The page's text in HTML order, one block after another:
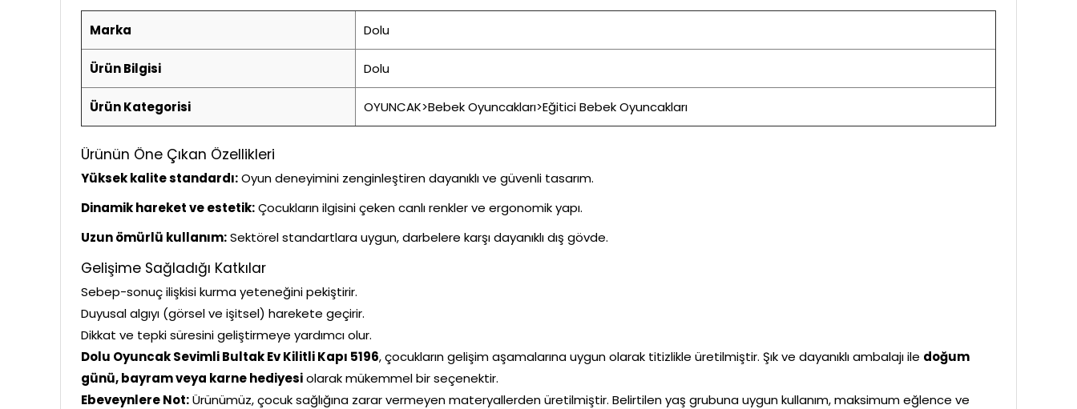
Marka Dolu
Ürün Bilgisi Dolu
Ürün Kategorisi OYUNCAK>Bebek Oyuncakları>Eğitici Bebek Oyuncakları
Ürünün Öne Çıkan Özellikleri
Yüksek kalite standardı:Oyun deneyimini zenginleştiren dayanıklı ve güvenli tasarım.
Dinamik hareket ve estetik:Çocukların ilgisini çeken canlı renkler ve ergonomik yapı.
Uzun ömürlü kullanım:Sektörel standartlara uygun, darbelere karşı dayanıklı dış gövde.
Gelişime Sağladığı Katkılar
Sebep-sonuç ilişkisi kurma yeteneğini pekiştirir.
Duyusal algıyı (görsel ve işitsel) harekete geçirir.
Dikkat ve tepki süresini geliştirmeye yardımcı olur.
Dolu Oyuncak Sevimli Bultak Ev Kilitli Kapı 5196, çocukların gelişim aşamalarına uygun olarak titizlikle üretilmiştir. Şık ve dayanıklı ambalajı ile doğum
günü, bayram veya karne hediyesiolarak mükemmel bir seçenektir.
Ebeveynlere Not:Ürünümüz, çocuk sağlığına zarar vermeyen materyallerden üretilmiştir. Belirtilen yaş grubuna uygun kullanım, maksimum eğlence ve